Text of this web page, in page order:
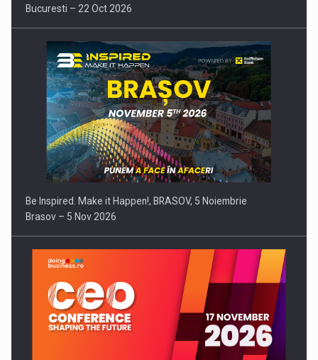
Bucuresti – 22 Oct 2026
Be Inspired. Make it Happen!, BRASOV, 5 Noiembrie
Brasov – 5 Nov 2026